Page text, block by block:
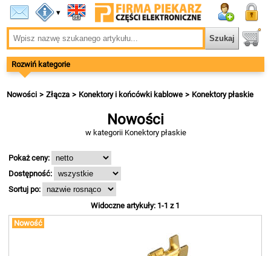
▾
Rozwiń kategorie
Nowości Złącza Konektory i końcówki kablowe Konektory płaskie
Nowości
w kategorii Konektory płaskie
Pokaż ceny:
Dostępność:
Sortuj po:
Widoczne artykuły: 1-1 z 1
Nowość